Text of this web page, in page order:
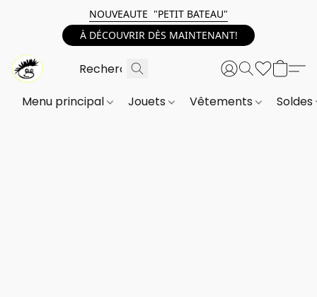
NOUVEAUTE "PETIT BATEAU"
À DÉCOUVRIR DÈS MAINTENANT!
Menu principal Jouets Vêtements Soldes